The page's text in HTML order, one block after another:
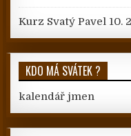
Kurz Svatý Pavel 10.
KDO MÁ SVÁTEK ?
kalendář jmen